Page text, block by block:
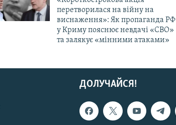
перетворилася на війну на
виснаження»: Як пропаганда РФ
у Криму пояснює невдачі «СВО»
та залякує «мінними атаками»
ДОЛУЧАЙСЯ!